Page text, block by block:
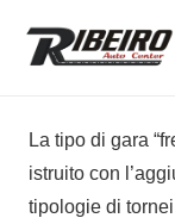
La tipo di gara
istruito con
tipologie di